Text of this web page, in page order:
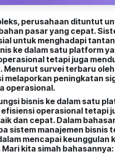
perusahaan dituntut
pasar yang cepat.
untuk menghadapi
ke dalam satu platform
tetapi juga
survei terbaru
peningkatan
operasional.
bisnis ke dalam satu
operasional tetapi
dan cepat. Dalam
sistem manajemen bisnis
mencapai keunggulan
kita simah bahasannya: